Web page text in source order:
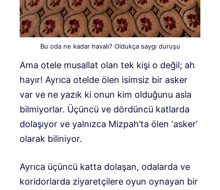
Bu oda ne kadar havalı? Oldukça saygı duruşu
Ama otele musallat olan tek kişi o değil; ah
hayır! Ayrıca otelde ölen isimsiz bir asker
var ve ne yazık ki onun kim olduğunu asla
bilmiyorlar. Üçüncü ve dördüncü katlarda
dolaşıyor ve yalnızca Mizpah’ta ölen ‘asker’
olarak biliniyor.
Ayrıca üçüncü katta dolaşan, odalarda ve
koridorlarda ziyaretçilere oyun oynayan bir